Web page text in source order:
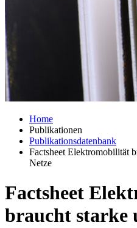
Home
Publikationen
Publikationsdatenbank
Factsheet Elektromobilität
Netze
Factsheet
braucht starke